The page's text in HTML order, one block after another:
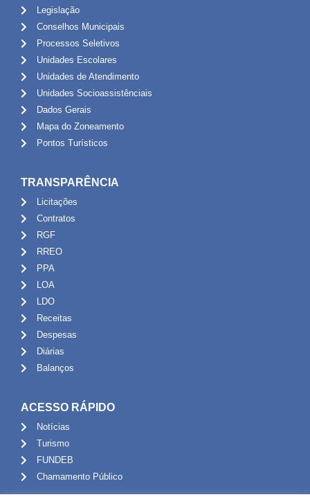
Legislação
Conselhos Municipais
Processos Seletivos
Unidades Escolares
Unidades de Atendimento
Unidades Socioassistênciais
Dados Gerais
Mapa do Zoneamento
Pontos Turísticos
TRANSPARÊNCIA
Licitações
Contratos
RGF
RREO
PPA
LOA
LDO
Receitas
Despesas
Diárias
Balanços
ACESSO RÁPIDO
Notícias
Turismo
FUNDEB
Chamamento Público